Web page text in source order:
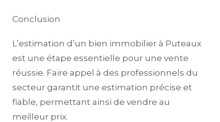
Conclusion
L’estimation d’un bien immobilier à Puteaux
est une étape essentielle pour une vente
réussie. Faire appel à des professionnels du
secteur garantit une estimation précise et
fiable, permettant ainsi de vendre au
meilleur prix.